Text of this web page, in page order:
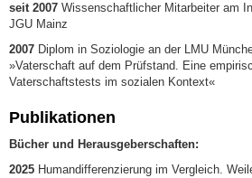
seit 2007 Wissenschaftlicher Mitarbeiter am
JGU Mainz
2007 Diplom in Soziologie an der LMU
»Vaterschaft auf dem Prüfstand. Eine
Vaterschaftstests im sozialen Kontext«
Publikationen
Bücher und Herausgeberschaften:
2025 Humandifferenzierung im Vergleich.